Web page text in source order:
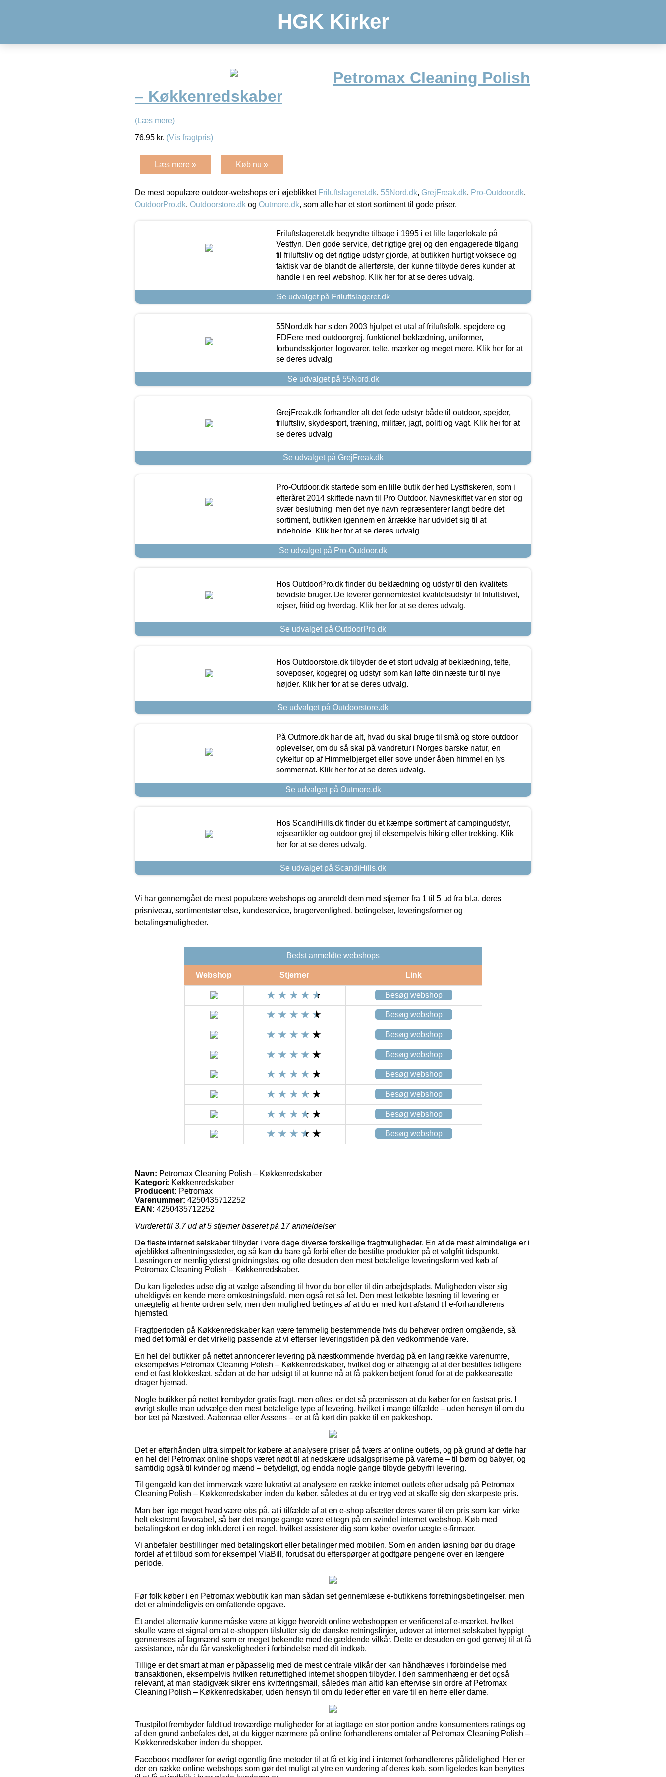
HGK Kirker
Petromax Cleaning Polish
– Køkkenredskaber
(Læs mere)
76.95 kr. (Vis fragtpris)
Læs mere » Køb nu »
De mest populære outdoor-webshops er i øjeblikket Friluftslageret.dk, 55Nord.dk, GrejFreak.dk, Pro-Outdoor.dk,
OutdoorPro.dk, Outdoorstore.dk og Outmore.dk, som alle har et stort sortiment til gode priser.
Friluftslageret.dk begyndte tilbage i 1995 i et lille lagerlokale på
Vestfyn. Den gode service, det rigtige grej og den engagerede tilgang
til friluftsliv og det rigtige udstyr gjorde, at butikken hurtigt voksede og
faktisk var de blandt de allerførste, der kunne tilbyde deres kunder at
handle i en reel webshop. Klik her for at se deres udvalg.
Se udvalget på Friluftslageret.dk
55Nord.dk har siden 2003 hjulpet et utal af friluftsfolk, spejdere og
FDFere med outdoorgrej, funktionel beklædning, uniformer,
forbundsskjorter, logovarer, telte, mærker og meget mere. Klik her for at
se deres udvalg.
Se udvalget på 55Nord.dk
GrejFreak.dk forhandler alt det fede udstyr både til outdoor, spejder,
friluftsliv, skydesport, træning, militær, jagt, politi og vagt. Klik her for at
se deres udvalg.
Se udvalget på GrejFreak.dk
Pro-Outdoor.dk startede som en lille butik der hed Lystfiskeren, som i
efteråret 2014 skiftede navn til Pro Outdoor. Navneskiftet var en stor og
svær beslutning, men det nye navn repræsenterer langt bedre det
sortiment, butikken igennem en årrække har udvidet sig til at
indeholde. Klik her for at se deres udvalg.
Se udvalget på Pro-Outdoor.dk
Hos OutdoorPro.dk finder du beklædning og udstyr til den kvalitets
bevidste bruger. De leverer gennemtestet kvalitetsudstyr til friluftslivet,
rejser, fritid og hverdag. Klik her for at se deres udvalg.
Se udvalget på OutdoorPro.dk
Hos Outdoorstore.dk tilbyder de et stort udvalg af beklædning, telte,
soveposer, kogegrej og udstyr som kan løfte din næste tur til nye
højder. Klik her for at se deres udvalg.
Se udvalget på Outdoorstore.dk
På Outmore.dk har de alt, hvad du skal bruge til små og store outdoor
oplevelser, om du så skal på vandretur i Norges barske natur, en
cykeltur op af Himmelbjerget eller sove under åben himmel en lys
sommernat. Klik her for at se deres udvalg.
Se udvalget på Outmore.dk
Hos ScandiHills.dk finder du et kæmpe sortiment af campingudstyr,
rejseartikler og outdoor grej til eksempelvis hiking eller trekking. Klik
her for at se deres udvalg.
Se udvalget på ScandiHills.dk
Vi har gennemgået de mest populære webshops og anmeldt dem med stjerner fra 1 til 5 ud fra bl.a. deres
prisniveau, sortimentstørrelse, kundeservice, brugervenlighed, betingelser, leveringsformer og
betalingsmuligheder.
Bedst anmeldte webshops
Webshop Stjerner Link
Besøg webshop
Besøg webshop
Besøg webshop
Besøg webshop
Besøg webshop
Besøg webshop
Besøg webshop
Besøg webshop
Navn: Petromax Cleaning Polish – Køkkenredskaber
Kategori: Køkkenredskaber
Producent: Petromax
Varenummer: 4250435712252
EAN: 4250435712252
Vurderet til 3.7ud af 5 stjerner baseret på 17anmeldelser
De fleste internet selskaber tilbyder i vore dage diverse forskellige fragtmuligheder. En af de mest almindelige er i
øjeblikket afhentningssteder, og så kan du bare gå forbi efter de bestilte produkter på et valgfrit tidspunkt.
Løsningen er nemlig yderst gnidningsløs, og ofte desuden den mest betalelige leveringsform ved køb af
Petromax Cleaning Polish – Køkkenredskaber.
Du kan ligeledes udse dig at vælge afsending til hvor du bor eller til din arbejdsplads. Muligheden viser sig
uheldigvis en kende mere omkostningsfuld, men også ret så let. Den mest letkøbte løsning til levering er
unægtelig at hente ordren selv, men den mulighed betinges af at du er med kort afstand til e-forhandlerens
hjemsted.
Fragtperioden på Køkkenredskaber kan være temmelig bestemmende hvis du behøver ordren omgående, så
med det formål er det virkelig passende at vi efterser leveringstiden på den vedkommende vare.
En hel del butikker på nettet annoncerer levering på næstkommende hverdag på en lang række varenumre,
eksempelvis Petromax Cleaning Polish – Køkkenredskaber, hvilket dog er afhængig af at der bestilles tidligere
end et fast klokkeslæt, sådan at de har udsigt til at kunne nå at få pakken betjent forud for at de pakkeansatte
drager hjemad.
Nogle butikker på nettet frembyder gratis fragt, men oftest er det så præmissen at du køber for en fastsat pris. I
øvrigt skulle man udvælge den mest betalelige type af levering, hvilket i mange tilfælde – uden hensyn til om du
bor tæt på Næstved, Aabenraa eller Assens – er at få kørt din pakke til en pakkeshop.
Det er efterhånden ultra simpelt for købere at analysere priser på tværs af online outlets, og på grund af dette har
en hel del Petromax online shops været nødt til at nedskære udsalgspriserne på varerne – til børn og babyer, og
samtidig også til kvinder og mænd – betydeligt, og endda nogle gange tilbyde gebyrfri levering.
Til gengæld kan det immervæk være lukrativt at analysere en række internet outlets efter udsalg på Petromax
Cleaning Polish – Køkkenredskaber inden du køber, således at du er tryg ved at skaffe sig den skarpeste pris.
Man bør lige meget hvad være obs på, at i tilfælde af at en e-shop afsætter deres varer til en pris som kan virke
helt ekstremt favorabel, så bør det mange gange være et tegn på en svindel internet webshop. Køb med
betalingskort er dog inkluderet i en regel, hvilket assisterer dig som køber overfor uægte e-firmaer.
Vi anbefaler bestillinger med betalingskort eller betalinger med mobilen. Som en anden løsning bør du drage
fordel af et tilbud som for eksempel ViaBill, forudsat du efterspørger at godtgøre pengene over en længere
periode.
Før folk køber i en Petromax webbutik kan man sådan set gennemlæse e-butikkens forretningsbetingelser, men
det er almindeligvis en omfattende opgave.
Et andet alternativ kunne måske være at kigge hvorvidt online webshoppen er verificeret af e-mærket, hvilket
skulle være et signal om at e-shoppen tilslutter sig de danske retningslinjer, udover at internet selskabet hyppigt
gennemses af fagmænd som er meget bekendte med de gældende vilkår. Dette er desuden en god genvej til at få
assistance, når du får vanskeligheder i forbindelse med dit indkøb.
Tillige er det smart at man er påpasselig med de mest centrale vilkår der kan håndhæves i forbindelse med
transaktionen, eksempelvis hvilken returrettighed internet shoppen tilbyder. I den sammenhæng er det også
relevant, at man stadigvæk sikrer ens kvitteringsmail, således man altid kan eftervise sin ordre af Petromax
Cleaning Polish – Køkkenredskaber, uden hensyn til om du leder efter en vare til en herre eller dame.
Trustpilot frembyder fuldt ud troværdige muligheder for at iagttage en stor portion andre konsumenters ratings og
af den grund anbefales det, at du kigger nærmere på online forhandlerens omtaler af Petromax Cleaning Polish –
Køkkenredskaber inden du shopper.
Facebook medfører for øvrigt egentlig fine metoder til at få et kig ind i internet forhandlerens pålidelighed. Her er
der en række online webshops som gør det muligt at ytre en vurdering af deres køb, som ligeledes kan benyttes